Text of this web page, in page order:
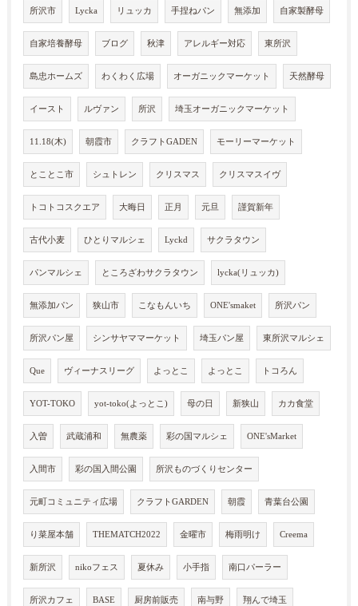
所沢市 Lycka リュッカ 手捏ねパン 無添加 自家製酵母
自家培養酵母 ブログ 秋津 アレルギー対応 東所沢
島忠ホームズ わくわく広場 オーガニックマーケット 天然酵母
イースト ルヴァン 所沢 埼玉オーガニックマーケット
11.18(木) 朝霞市 クラフトGADEN モーリーマーケット
とことこ市 シュトレン クリスマス クリスマスイヴ
トコトコスクエア 大晦日 正月 元旦 謹賀新年
古代小麦 ひとりマルシェ Lyckd サクラタウン
パンマルシェ ところざわサクラタウン lycka(リュッカ)
無添加パン 狭山市 こなもんいち ONE'smaket 所沢パン
所沢パン屋 シンサヤママーケット 埼玉パン屋 東所沢マルシェ
Que ヴィーナスリーグ よっとこ よっとこ トコろん
YOT-TOKO yot-toko(よっとこ) 母の日 新狭山 カカ食堂
入曽 武蔵浦和 無農薬 彩の国マルシェ ONE'sMarket
入間市 彩の国入間公園 所沢ものづくりセンター
元町コミュニティ広場 クラフトGARDEN 朝霞 青葉台公園
り菜屋本舗 THEMATCH2022 金曜市 梅雨明け Creema
新所沢 nikoフェス 夏休み 小手指 南口パーラー
所沢カフェ BASE 厨房前販売 南与野 翔んで埼玉